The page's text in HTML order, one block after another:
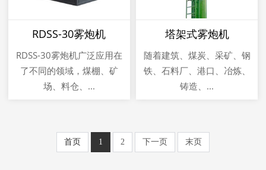
RDSS-30雾炮机
RDSS-30雾炮机广泛应用在
了不同的领域，煤棚、矿
场、料仓、...
塔架式雾炮机
随着建筑、煤炭、采矿、钢
铁、石料厂、港口、冶炼、
铸造、...
首页 1 2 下一页 末页